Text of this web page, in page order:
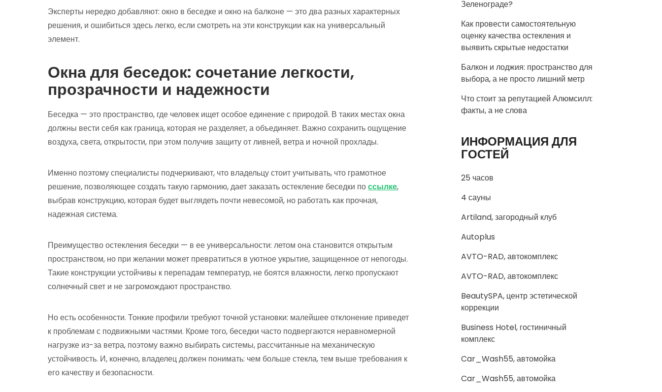
Эксперты нередко добавляют: окно в беседке и окно на балконе — это два разных характерных
решения, и ошибиться здесь легко, если смотреть на эти конструкции как на универсальный
элемент.
Окна для беседок: сочетание легкости,
прозрачности и надежности
Беседка — это пространство, где человек ищет особое единение с природой. В таких местах окна
должны вести себя как граница, которая не разделяет, а объединяет. Важно сохранить ощущение
воздуха, света, открытости, при этом получив защиту от ливней, ветра и ночной прохлады.
Именно поэтому специалисты подчеркивают, что владельцу стоит учитывать, что грамотное
решение, позволяющее создать такую гармонию, дает заказать остекление беседки поссылке,
выбрав конструкцию, которая будет выглядеть почти невесомой, но работать как прочная,
надежная система.
Преимущество остекления беседки — в ее универсальности: летом она становится открытым
пространством, но при желании может превратиться в уютное укрытие, защищенное от непогоды.
Такие конструкции устойчивы к перепадам температур, не боятся влажности, легко пропускают
солнечный свет и не загромождают пространство.
Но есть особенности. Тонкие профили требуют точной установки: малейшее отклонение приведет
к проблемам с подвижными частями. Кроме того, беседки часто подвергаются неравномерной
нагрузке из-за ветра, поэтому важно выбирать системы, рассчитанные на механическую
устойчивость. И, конечно, владелец должен понимать: чем больше стекла, тем выше требования к
его качеству и безопасности.
Зеленограде?
Как провести самостоятельную
оценку качества остекления и
выявить скрытые недостатки
Балкон и лоджия: пространство для
выбора, а не просто лишний метр
Что стоит за репутацией Алюмсилл:
факты, а не слова
ИНФОРМАЦИЯ ДЛЯ
ГОСТЕЙ
25 часов
4 сауны
Artiland, загородный клуб
Autoplus
AVTO-RAD, автокомплекс
AVTO-RAD, автокомплекс
BeautySPA, центр эстетической
коррекции
Business Hotel, гостиничный
комплекс
Car_Wash55, автомойка
Car_Wash55, автомойка